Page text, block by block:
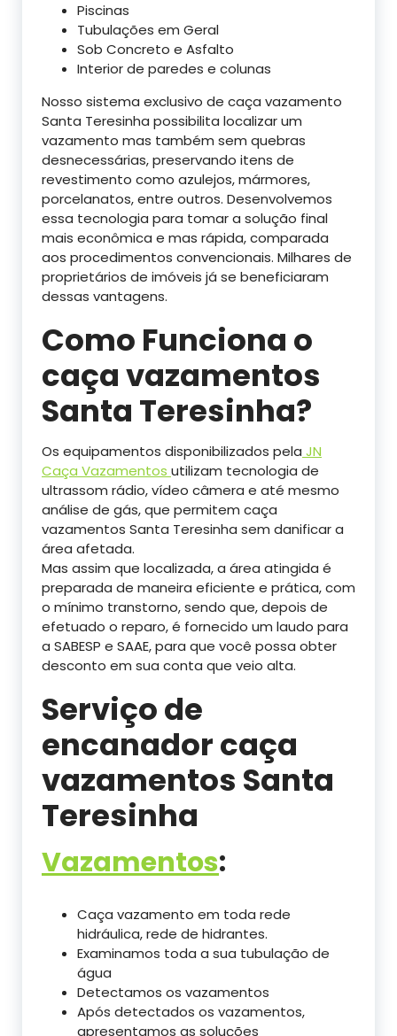
Piscinas
Tubulações em Geral
Sob Concreto e Asfalto
Interior de paredes e colunas
Nosso sistema exclusivo de caça vazamento
Santa Teresinha possibilita localizar um
vazamento mas também sem quebras
desnecessárias, preservando itens de
revestimento como azulejos, mármores,
porcelanatos, entre outros. Desenvolvemos
essa tecnologia para tomar a solução final
mais econômica e mas rápida, comparada
aos procedimentos convencionais. Milhares de
proprietários de imóveis já se beneficiaram
dessas vantagens.
Como Funciona o
caça vazamentos
Santa Teresinha?
Os equipamentos disponibilizados pela JN
Caça Vazamentos utilizam tecnologia de
ultrassom rádio, vídeo câmera e até mesmo
análise de gás, que permitem caça
vazamentos Santa Teresinha sem danificar a
área afetada.
Mas assim que localizada, a área atingida é
preparada de maneira eficiente e prática, com
o mínimo transtorno, sendo que, depois de
efetuado o reparo, é fornecido um laudo para
a SABESP e SAAE, para que você possa obter
desconto em sua conta que veio alta.
Serviço de
encanador caça
vazamentos Santa
Teresinha
Vazamentos:
Caça vazamento em toda rede
hidráulica, rede de hidrantes.
Examinamos toda a sua tubulação de
água
Detectamos os vazamentos
Após detectados os vazamentos,
apresentamos as soluções